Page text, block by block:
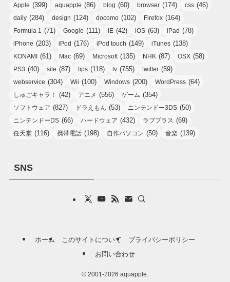
Apple (399) aquapple (86) blog (60) browser (174) css (46)
daily (284) design (124) docomo (102) Firefox (164)
Formula 1 (71) Google (111) IE (42) iOS (63) iPad (78)
iPhone (203) iPod (176) iPod touch (149) iTunes (138)
KONAMI (61) Mac (69) Microsoft (135) NHK (87) OSX (58)
PS3 (40) site (87) tips (118) tv (755) twitter (59)
webservice (304) Wii (100) Windows (200) WordPress (64)
しゅごキャラ！ (42) アニメ (556) ゲーム (354)
ソフトウェア (827) ドラえもん (53) ニンテンドー3DS (50)
ニンテンドーDS (66) ハードウェア (432) ラブプラス (69)
任天堂 (116) 携帯電話 (198) 自作パソコン (50) 音楽 (139)
SNS
ホーム このサイトについて
プライバシーポリシー
お問い合わせ
© 2001-2026 aquapple.